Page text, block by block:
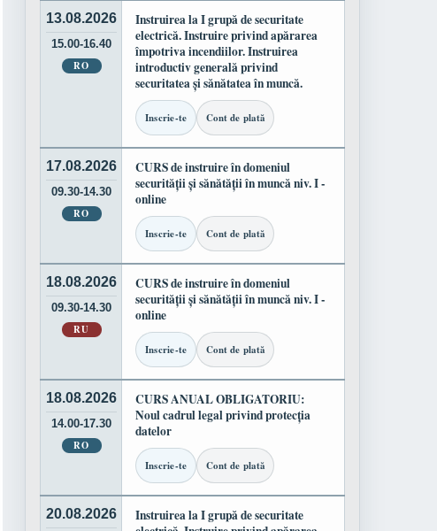
13.08.2026
15.00-16.40
RO
Instruirea la I grupă de securitate
electrică. Instruire privind apărarea
împotriva incendiilor. Instruirea
introductiv generală privind
securitatea și sănătatea în muncă.
Inscrie-te Cont de plată
17.08.2026
09.30-14.30
RO
CURS de instruire în domeniul
securității și sănătății în muncă niv. I -
online
Inscrie-te Cont de plată
18.08.2026
09.30-14.30
RU
CURS de instruire în domeniul
securității și sănătății în muncă niv. I -
online
Inscrie-te Cont de plată
18.08.2026
14.00-17.30
RO
CURS ANUAL OBLIGATORIU:
Noul cadrul legal privind protecția
datelor
Inscrie-te Cont de plată
20.08.2026
Instruirea la I grupă de securitate